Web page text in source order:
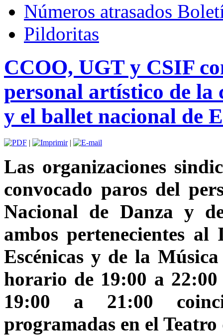
Números atrasados
Pildoritas
CCOO, UGT y CSIF
personal artístico de la
y el ballet nacional de
| |
Las organizaciones
convocado paros del
Nacional de Danza y
ambos pertenecientes
Escénicas y de la
horario de 19:00 a
19:00 a 21:00
programadas en el